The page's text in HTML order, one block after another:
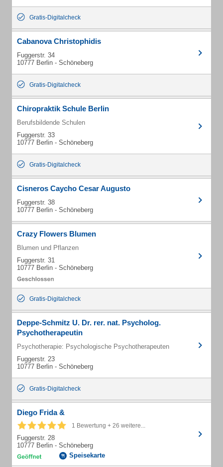
Gratis-Digitalcheck
Cabanova Christophidis
Fuggerstr. 34
10777 Berlin - Schöneberg
Gratis-Digitalcheck
Chiropraktik Schule Berlin
Berufsbildende Schulen
Fuggerstr. 33
10777 Berlin - Schöneberg
Gratis-Digitalcheck
Cisneros Caycho Cesar Augusto
Fuggerstr. 38
10777 Berlin - Schöneberg
Crazy Flowers Blumen
Blumen und Pflanzen
Fuggerstr. 31
10777 Berlin - Schöneberg
Gratis-Digitalcheck
Deppe-Schmitz U. Dr. rer. nat. Psycholog.
Psychotherapeutin
Psychotherapie: Psychologische Psychotherapeuten
Fuggerstr. 23
10777 Berlin - Schöneberg
Gratis-Digitalcheck
Diego Frida &
1 Bewertung + 26 weitere...
Fuggerstr. 28
10777 Berlin - Schöneberg
Speisekarte